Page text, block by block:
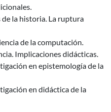
de la historia. La ruptura
de la computación.
Implicaciones didácticas.
en epistemología de la
en didáctica de la